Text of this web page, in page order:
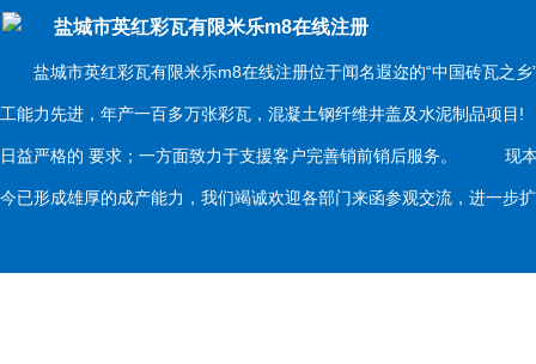
盐城市英红彩瓦有限米乐m8在线注册
盐城市英红彩瓦有限米乐m8在线注册位于闻名遐迩的“中国砖瓦之乡
工能力先进，年产一百多万张彩瓦，混凝土钢纤维井盖及水泥制品项
日益严格的 要求；一方面致力于支援客户完善销前销后服务。 现本
今已形成雄厚的成产能力，我们竭诚欢迎各部门来函参观交流，进一